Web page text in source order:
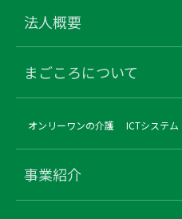
法人概要
まごころについて
オンリーワンの介護 ICTシステム
事業紹介